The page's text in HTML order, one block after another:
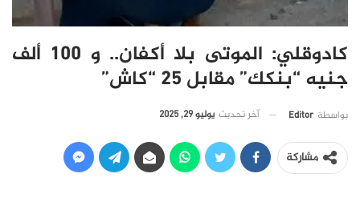
كادوقلي: الموتى بلا أكفان.. و 100 ألف
جنيه “بنكك” مقابل 25 “كاش”
بواسطة Editor آخر تحديث يوليو 29, 2025
مشاركة